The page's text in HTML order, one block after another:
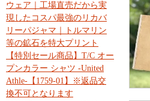
ウェア｜工場直売だから実
現したコスパ最強のリカバ
リーパジャマ｜トルマリン
等の鉱石を特大プリント
【特別セール商品】T/C オー
プンカラー シャツ -United
Athle-【1759-01】※返品交
換不可となります